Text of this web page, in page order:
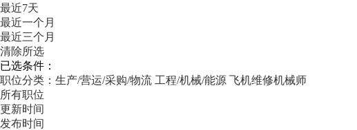
最近7天
最近一个月
最近三个月
清除所选
已选条件：
职位分类：生产/营运/采购/物流 工程/机械/能源 飞机维修机械师
所有职位
更新时间
发布时间